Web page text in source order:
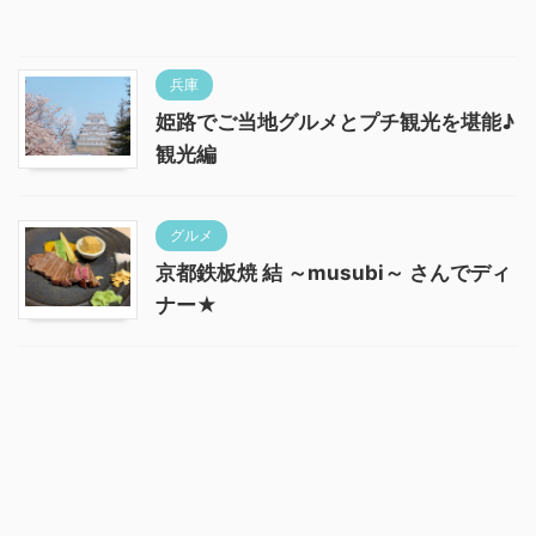
兵庫
姫路でご当地グルメとプチ観光を堪能♪
観光編
グルメ
京都鉄板焼 結 ～musubi～ さんでディ
ナー★